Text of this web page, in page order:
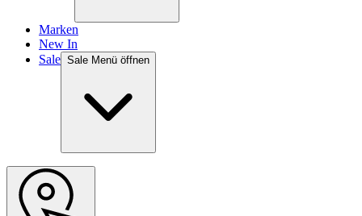
Marken
New In
Sale Sale Menü öffnen